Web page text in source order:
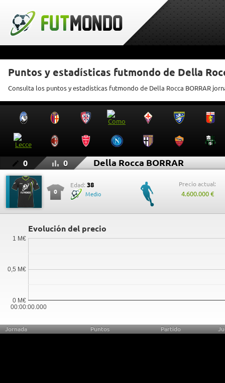
Puntos y estadísticas futmondo de Della
Consulta los puntos y estadísticas futmondo de Della Rocca BORRAR
0 0 Della Rocca BORRAR
0
Edad: 38
Medio
Precio actual:
4.600.000 €
Evolución del precio
00:00:00.000
0 M€
0,5 M€
1 M€
Jornada Puntos Partido